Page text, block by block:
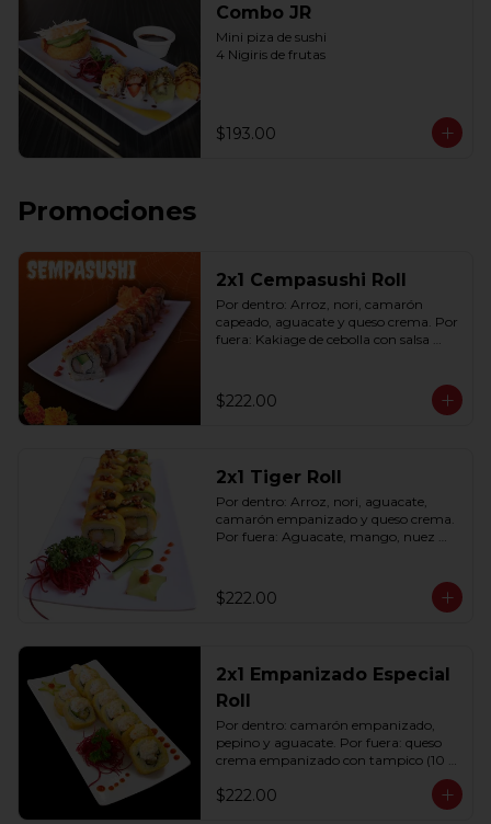
Combo JR
Mini piza de sushi
4 Nigiris de frutas
$193.00
Promociones
2x1 Cempasushi Roll
Por dentro: Arroz, nori, camarón
capeado, aguacate y queso crema. Por
fuera: Kakiage de cebolla con salsa
$222.00
2x1 Tiger Roll
Por dentro: Arroz, nori, aguacate,
camarón empanizado y queso crema.
Por fuera: Aguacate, mango, nuez
$222.00
2x1 Empanizado Especial
Roll
Por dentro: camarón empanizado,
pepino y aguacate. Por fuera: queso
crema empanizado con tampico (10
$222.00